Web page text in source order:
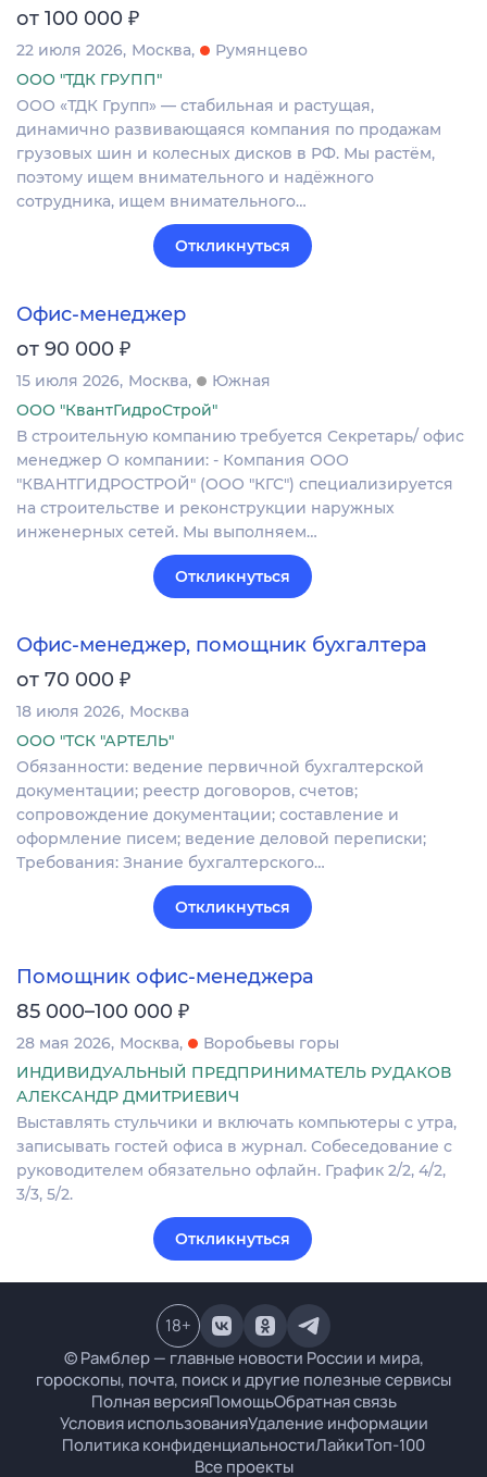
от 100 000 ₽
22 июля 2026 Москва
Румянцево
ООО "ТДК ГРУПП"
ООО «ТДК Групп» — стабильная и растущая,
динамично развивающаяся компания по продажам
грузовых шин и колесных дисков в РФ. Мы растём,
поэтому ищем внимательного и надёжного
сотрудника, ищем внимательного…
Откликнуться
Офис-менеджер
от 90 000 ₽
15 июля 2026 Москва
Южная
ООО "КвантГидроСтрой"
В строительную компанию требуется Секретарь/ офис
менеджер О компании: - Компания ООО
"КВАНТГИДРОСТРОЙ" (ООО "КГС") специализируется
на строительстве и реконструкции наружных
инженерных сетей. Мы выполняем…
Откликнуться
Офис-менеджер, помощник бухгалтера
от 70 000 ₽
18 июля 2026 Москва
ООО "ТСК "АРТЕЛЬ"
Обязанности: ведение первичной бухгалтерской
документации; реестр договоров, счетов;
сопровождение документации; составление и
оформление писем; ведение деловой переписки;
Требования: Знание бухгалтерского…
Откликнуться
Помощник офис-менеджера
85 000–100 000 ₽
28 мая 2026 Москва
Воробьевы горы
ИНДИВИДУАЛЬНЫЙ ПРЕДПРИНИМАТЕЛЬ РУДАКОВ
АЛЕКСАНДР ДМИТРИЕВИЧ
Выставлять стульчики и включать компьютеры с утра,
записывать гостей офиса в журнал. Собеседование с
руководителем обязательно офлайн. График 2/2, 4/2,
3/3, 5/2.
Откликнуться
© Рамблер — главные новости России и мира,
гороскопы, почта, поиск и другие полезные сервисы
Полная версияПомощьОбратная связь
Условия использованияУдаление информации
Политика конфиденциальностиЛайкиТоп-100
Все проекты
18+